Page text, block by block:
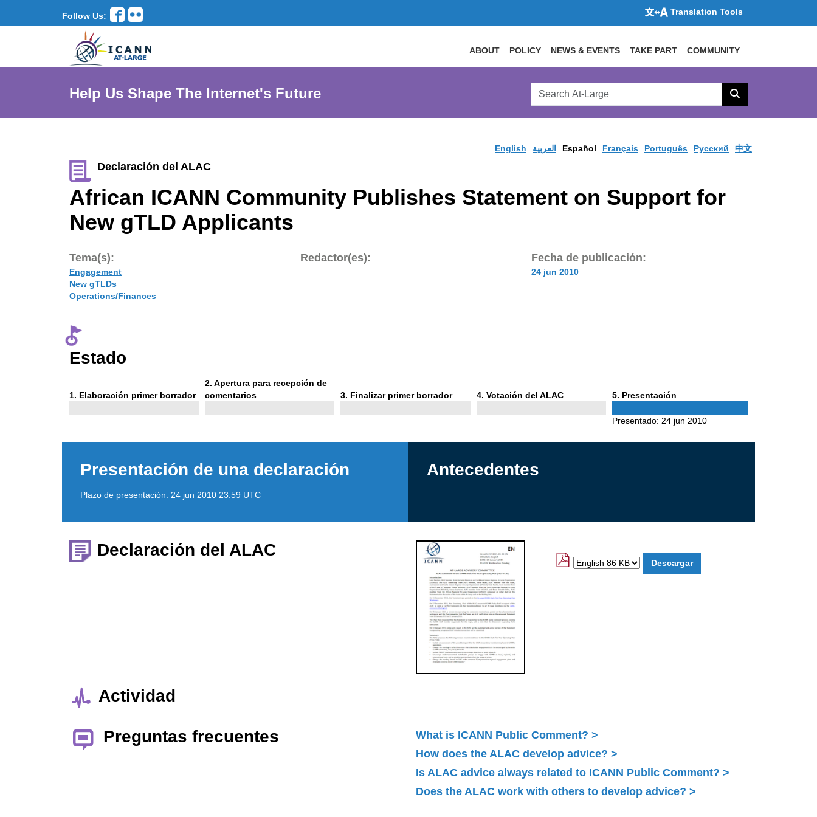
Follow Us: Translation Tools
ABOUT POLICY NEWS & EVENTS TAKE PART COMMUNITY
Help Us Shape The Internet's Future
Search
AtLarge
Search
English العربية Español Français Português Pусский 中文
Declaración del ALAC
African ICANN Community Publishes Statement on Support for
New gTLD Applicants
Tema(s):
Engagement
New gTLDs
Operations/Finances
Redactor(es): Fecha de publicación:
24 jun 2010
Estado
1 Phase
. Elaboración primer borrador
2 Phase
2
. Apertura para recepción de
comentarios
3Phase
. Finalizar primer borrador 4Phase
. Votación del ALAC 5Phase
. Presentación
Presentado: 24 jun 2010
Presentación de una declaración
Plazo de presentación: 24 jun 2010 23:59 UTC
Antecedentes
Declaración del ALAC
Actividad
Preguntas frecuentes
What is ICANN Public Comment?
How does the ALAC develop advice?
Is ALAC advice always related to ICANN Public Comment?
Does the ALAC work with others to develop advice?